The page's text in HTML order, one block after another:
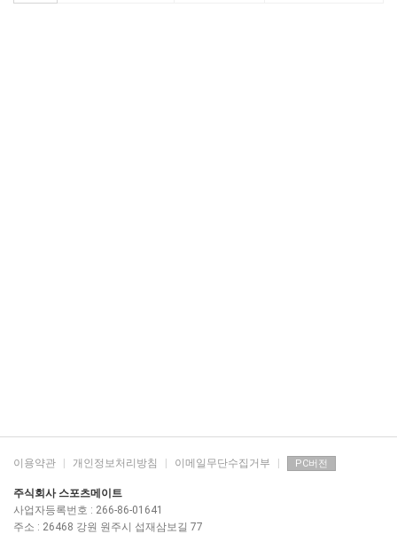
이용약관 개인정보처리방침 이메일무단수집거부 PC버전
주식회사 스포츠메이트
사업자등록번호 : 266-86-01641
주소 : 26468 강원 원주시 섭재삼보길 77